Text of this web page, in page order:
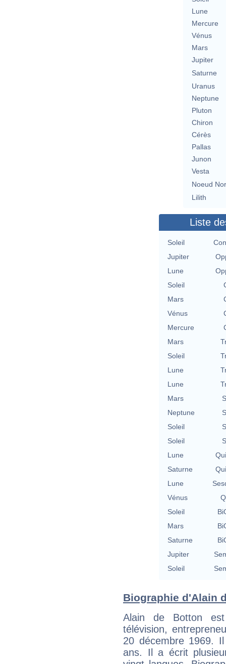
Lune
Mercure
Vénus
Mars
Jupiter
Saturne
Uranus
Neptune
Pluton
Chiron
Cérès
Pallas
Junon
Vesta
Noeud
Lilith
Liste
Soleil
Jupiter
Lune
Soleil
Mars
Vénus
Mercure
Mars
Soleil
Lune
Lune
Mars
Neptune
Soleil
Soleil
Lune
Saturne
Lune
Vénus
Soleil
Mars
Saturne
Jupiter
Soleil
Biographie d'Alain
Alain de Botton
télévision,
20 décembre 1969.
ans. Il a écrit